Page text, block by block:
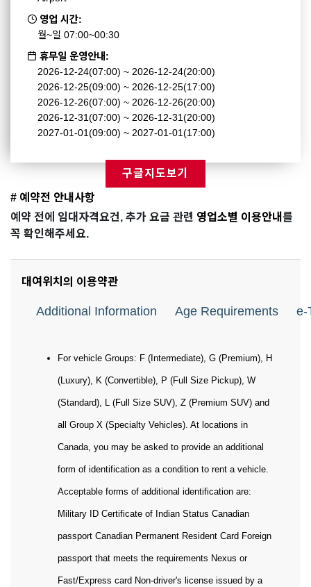
영업 시간:
월~일 07:00~00:30
휴무일 운영안내:
2026-12-24(07:00) ~ 2026-12-24(20:00)
2026-12-25(09:00) ~ 2026-12-25(17:00)
2026-12-26(07:00) ~ 2026-12-26(20:00)
2026-12-31(07:00) ~ 2026-12-31(20:00)
2027-01-01(09:00) ~ 2027-01-01(17:00)
구글지도보기
# 예약전 안내사항
예약 전에 임대자격요건, 추가 요금 관련 영업소별 이용안내 를
꼭 확인해주세요.
대여위치의 이용약관
Additional Information Age Requirements e-
For vehicle Groups: F (Intermediate), G (Premium), H
(Luxury), K (Convertible), P (Full Size Pickup), W
(Standard), L (Full Size SUV), Z (Premium SUV) and
all Group X (Specialty Vehicles). At locations in
Canada, you may be asked to provide an additional
form of identification as a condition to rent a vehicle.
Acceptable forms of additional identification are:
Military ID Certificate of Indian Status Canadian
passport Canadian Permanent Resident Card Foreign
passport that meets the requirements Nexus or
Fast/Express card Non-driver's license issued by a